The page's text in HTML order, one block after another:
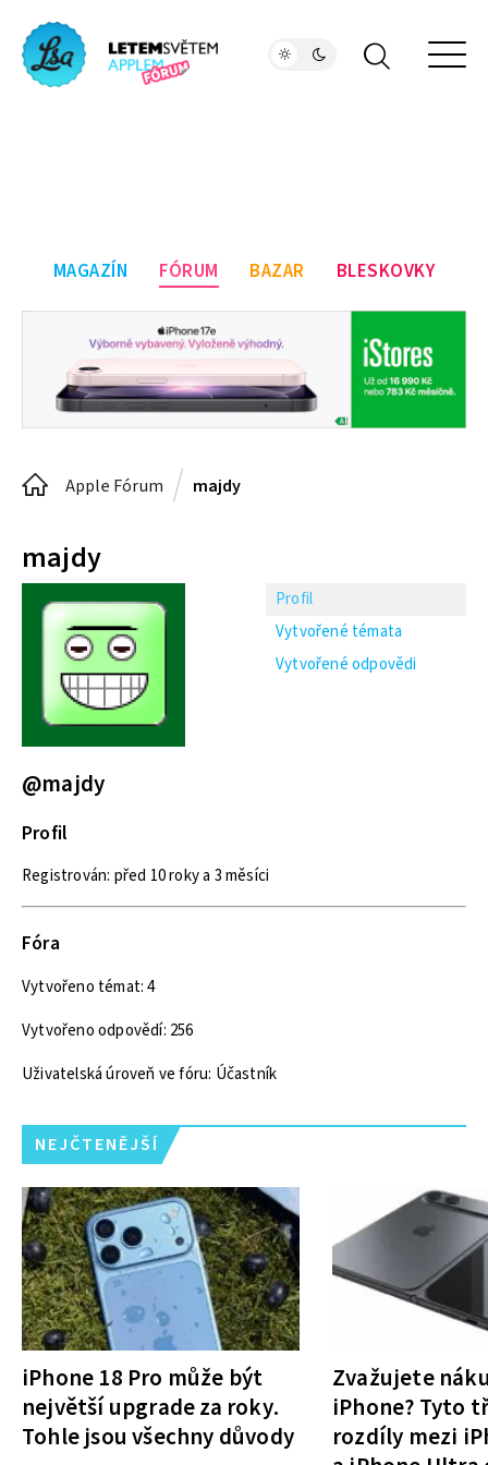
MAGAZÍN FÓRUM BAZAR BLESKOVKY
Apple Fórum majdy
majdy
Profil
Vytvořené témata
Vytvořené odpovědi
@majdy
Profil
Registrován: před 10 roky a 3 měsíci
Fóra
Vytvořeno témat: 4
Vytvořeno odpovědí: 256
Uživatelská úroveň ve fóru: Účastník
NEJČTENĚJŠÍ
iPhone 18 Pro může být
největší upgrade za roky.
Tohle jsou všechny důvody
Zvažujete
iPhone? Tyto
rozdíly mezi